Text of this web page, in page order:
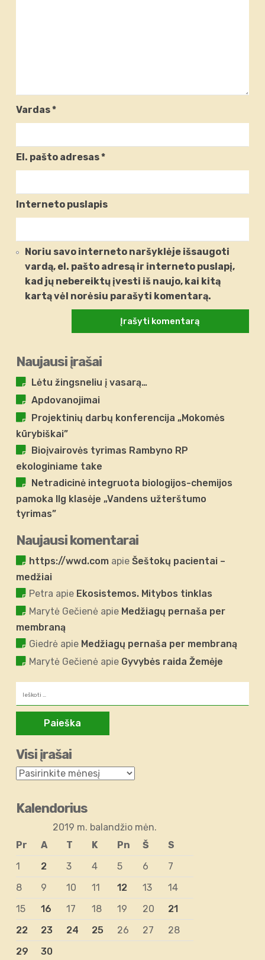
Vardas*
El. pašto adresas*
Interneto puslapis
Noriu savo interneto naršyklėje išsaugoti
vardą, el. pašto adresą ir interneto puslapį,
kad jų nebereiktų įvesti iš naujo, kai kitą
kartą vėl norėsiu parašyti komentarą.
Naujausi įrašai
Lėtu žingsneliu į vasarą…
Apdovanojimai
Projektinių darbų konferencija „Mokomės
kūrybiškai”
Bioįvairovės tyrimas Rambyno RP
ekologiniame take
Netradicinė integruota biologijos-chemijos
pamoka IIg klasėje „Vandens užterštumo
tyrimas”
Naujausi komentarai
https://wwd.com apieŠeštokų pacientai –
medžiai
Petra apie Ekosistemos. Mitybos tinklas
Marytė Gečienė apie Medžiagų pernaša per
membraną
Giedrė apie Medžiagų pernaša per membraną
Marytė Gečienė apie Gyvybės raida Žemėje
Visi įrašai
Kalendorius
2019 m. balandžio mėn.
Pr
A T K Pn Š
S
1
2 3 4 5 6
7
8
9 10 11 12 13
14
15
16 17 18 19 20
21
22
23 24 25 26 27
28
29
30